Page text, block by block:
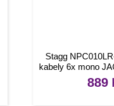
Stagg
kabely 6x mono
10
889